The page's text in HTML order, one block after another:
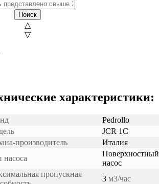
Поиск
△
▽
характеристики:
Pedrollo
JCR 1C
производитель
Италия
насоса
Поверхностный
насос
пропускная
3 м3/час